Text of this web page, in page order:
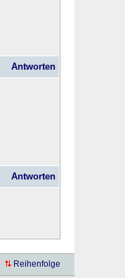
Antworten
Antworten
Reihenfolge